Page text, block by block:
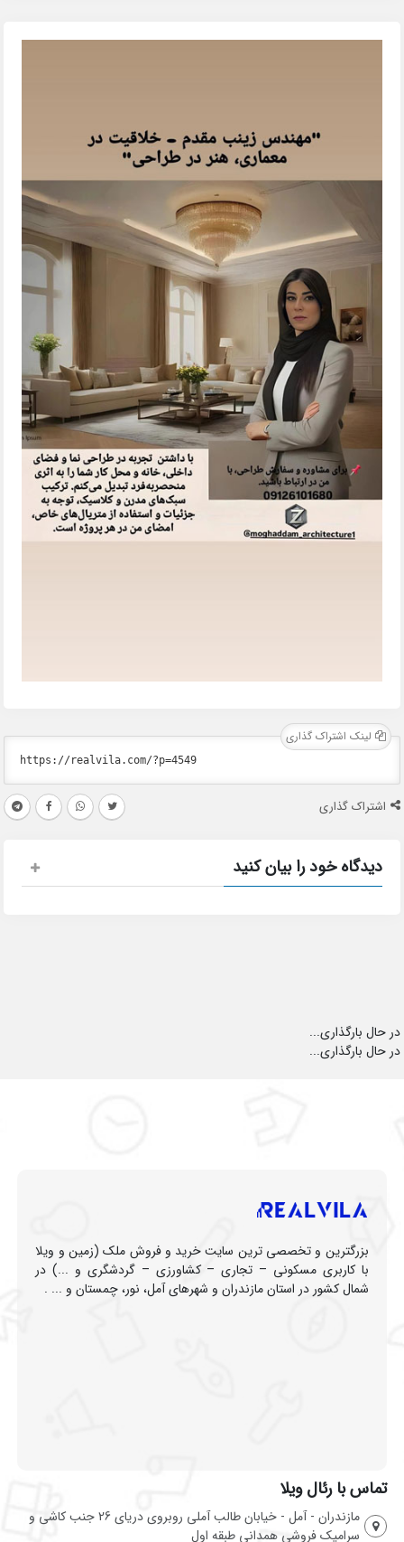
لینک اشتراک گذاری
اشتراک گذاری
دیدگاه خود را بیان کنید
در حال بارگذاری...
در حال بارگذاری...
بزرگترین و تخصصی ترین سایت خرید و فروش ملک (زمین و ویلا
با کاربری مسکونی – تجاری – کشاورزی – گردشگری و ...) در
شمال کشور در استان مازندران و شهرهای آمل، نور، چمستان و ... .
تماس با رئال ویلا
مازندران - آمل - خیابان طالب آملی روبروی دریای 26 جنب کاشی و
سرامیک فروشی همدانی طبقه اول